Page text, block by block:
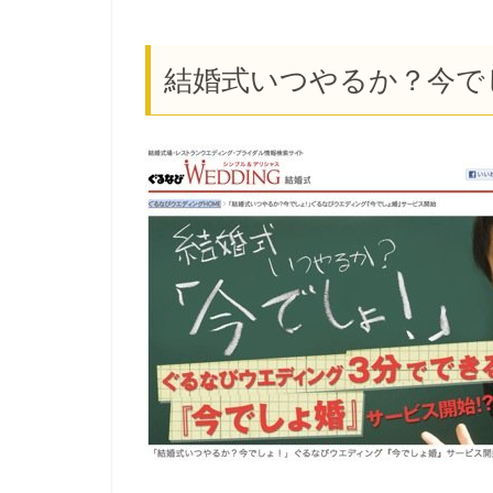
結婚式いつやるか？今